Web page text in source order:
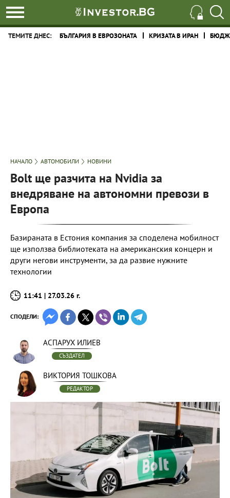
ТЕМИТЕ ДНЕС: БЪЛГАРИЯ В ЕВРОЗОНАТА КРИЗАТА В ИРАН
НАЧАЛО АВТОМОБИЛИ НОВИНИ
Bolt ще разчита на Nvidia за
внедряване на автономни превози в
Европа
Базираната в Естония компания за споделена мобилност
ще използва библиотеката на американския концерн и
други негови инструменти, за да развие нужните
технологии
11:41 | 27.03.26 г.
СПОДЕЛИ:
АСПАРУХ ИЛИЕВ
СЪЗДАТЕЛ
ВИКТОРИЯ ТОШКОВА
РЕДАКТОР